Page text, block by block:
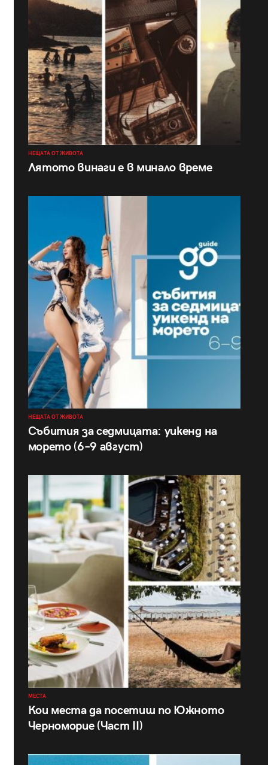
НЕЩАТА ОТ ЖИВОТА
Лятото винаги е в минало време
НЕЩАТА ОТ ЖИВОТА
Събития за седмицата: уикенд на
морето (6–9 август)
МЕСТА
Кои места да посетиш по Южното
Черноморие (Част II)